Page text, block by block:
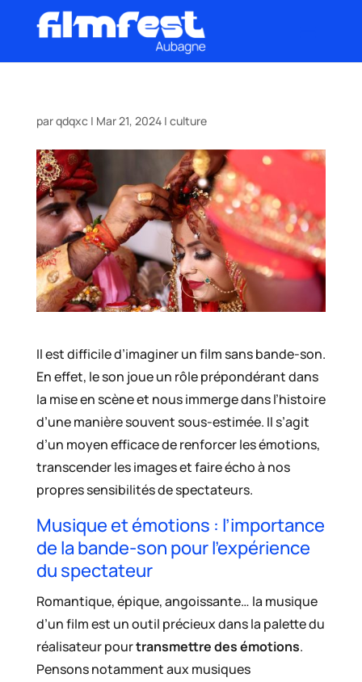
parqdqxc| Mar 21, 2024| culture
Il est difficile d’imaginer un film sans bande-son.
En effet, le son joue un rôle prépondérant dans
la mise en scène et nous immerge dans l’histoire
d’une manière souvent sous-estimée. Il s’agit
d’un moyen efficace de renforcer les émotions,
transcender les images et faire écho à nos
propres sensibilités de spectateurs.
Musique et émotions : l’importance
de la bande-son pour l’expérience
du spectateur
Romantique, épique, angoissante… la musique
d’un film est un outil précieux dans la palette du
réalisateur pourtransmettre des émotions.
Pensons notamment aux musiques